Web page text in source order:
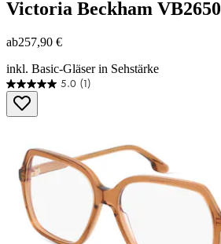
Victoria Beckham VB2650
ab257,90 €
inkl. Basic-Gläser in Sehstärke
5.0 (1)
5.0
von
5
Bewertung